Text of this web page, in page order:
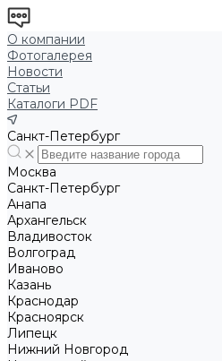
О компании
Фотогалерея
Новости
Статьи
Каталоги PDF
Санкт-Петербург
Москва
Санкт-Петербург
Анапа
Архангельск
Владивосток
Волгоград
Иваново
Казань
Краснодар
Красноярск
Липецк
Нижний Новгород